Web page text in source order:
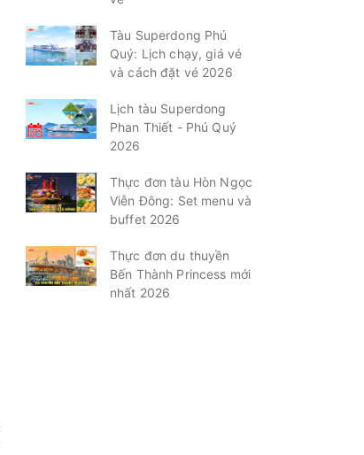
Tàu Superdong Phú
Quý: Lịch chạy, giá vé
và cách đặt vé 2026
Lịch tàu Superdong
Phan Thiết - Phú Quý
2026
Thực đơn tàu Hòn Ngọc
Viễn Đông: Set menu và
buffet 2026
Thực đơn du thuyền
Bến Thành Princess mới
nhất 2026